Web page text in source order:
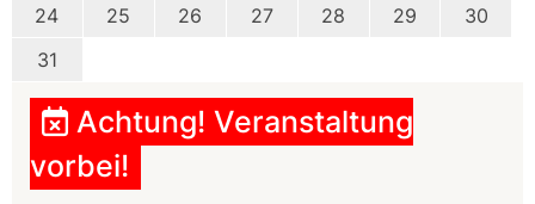
24
25 26 27 28 29
30
31
Achtung! Veranstaltung
vorbei!